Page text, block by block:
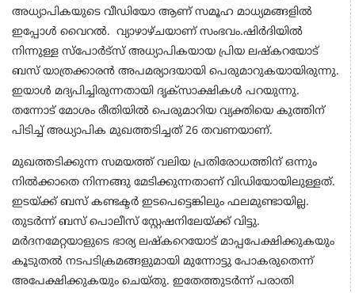
അധ്യാപികയുടെ വീഡിയോ ആണ് സമൂഹ മാധ്യമങ്ങളിൽ
ഇപ്പോൾ വൈറൽ. വ്യാഴാഴ്ചയാണ് സംഭവം.ഷിര്‍ദിയില്‍
നിന്നുള്ള സ്‌പോര്‍ട്‌സ് അധ്യാപികയായ പ്രിയ ലഷ്‌കറയോട്
ബസ് യാത്രക്കാരന്‍ അപമര്യാദയായി പെരുമാറുകയായിരുന്നു.
ഇയാള്‍ മദ്യപിച്ചിരുന്നതായി ദൃക്‌സാക്ഷികള്‍ പറയുന്നു.
തന്നോട് മോശം രീതിയില്‍ പെരുമാറിയ വ്യക്തിയെ കുത്തിന്
പിടിച്ച് അധ്യാപിക മുഖത്തടിച്ചത് 26 തവണയാണ്.
മുഖത്തടിക്കുന്ന സമയത്ത് വലിയ പ്രതിരോധത്തിന് ഒന്നും
നിൽക്കാതെ നിന്നങ്ങു മേടിക്കുന്നതാണ് വിഡിയോയിലുള്ളത്.
ഇടയ്ക്ക് ബസ് കണ്ടക്ടര്‍ ഇടപെട്ടെങ്കിലും ഫലമുണ്ടായില്ല.
തുടര്‍ന്ന് ബസ് പൊലീസ് സ്റ്റേഷനിലേയ്ക്ക് വിട്ടു.
മര്‍ദനമേറ്റയാളുടെ ഭാര്യ ലഷ്‌കറെയോട് മാപ്പപേക്ഷിക്കുകയും
കൂടുതല്‍ നടപടിക്രമങ്ങളുമായി മുന്നോട്ടു പോകരുതെന്ന്
അപേക്ഷിക്കുകയും ചെയ്തു. ഇതേത്തുടര്‍ന്ന് പരാതി